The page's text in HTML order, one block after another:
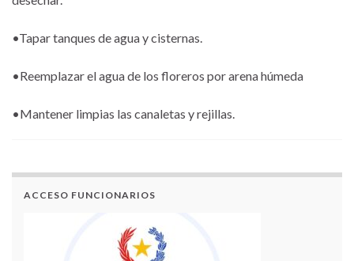
•Tapar tanques de agua y cisternas.
•Reemplazar el agua de los floreros por arena húmeda
•Mantener limpias las canaletas y rejillas.
ACCESO FUNCIONARIOS